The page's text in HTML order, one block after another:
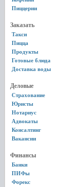
Пиццерии
Заказать
Такси
Пицца
Продукты
Готовые блюда
Доставка воды
Деловые
Страхование
Юристы
Нотариус
Адвокаты
Консалтинг
Вакансии
Финансы
Банки
ПИФы
Форекс